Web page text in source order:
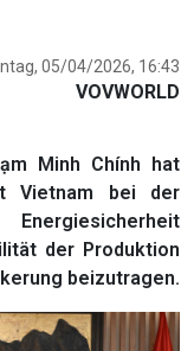
05/04/2026, 16:43
VOVWORLD
Minh Chính hat
Vietnam bei der
der Produktion
beizutragen.